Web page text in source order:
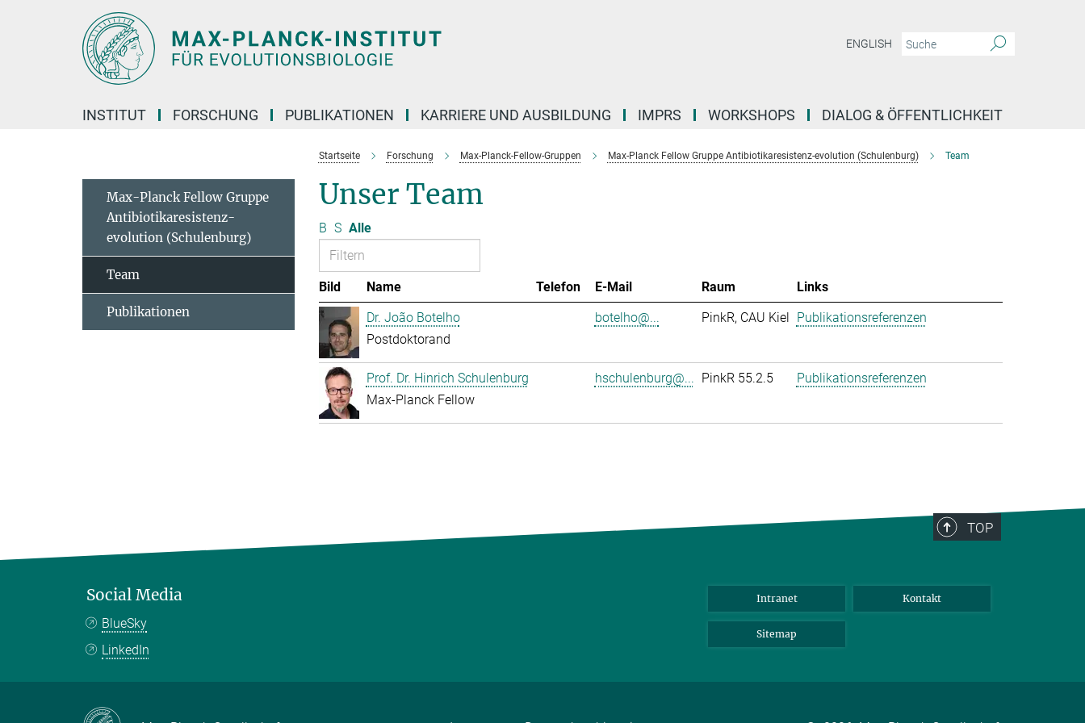
ENGLISH
INSTITUT FORSCHUNG PUBLIKATIONEN KARRIERE UND AUSBILDUNG IMPRS WORKSHOPS DIALOG & ÖFFENTLICHKEIT
Startseite Forschung Max-Planck-Fellow-Gruppen Max-Planck Fellow Gruppe Antibiotikaresistenz-evolution (Schulenburg) Team
Unser Team
B S Alle
Bild Name Telefon E-Mail Raum
Links
Dr. João Botelho
Postdoktorand
botelho@... PinkR, CAU Kiel Publikationsreferenzen
Prof. Dr. Hinrich Schulenburg
Max-Planck Fellow
hschulenburg@... PinkR 55.2.5 Publikationsreferenzen
Max-Planck Fellow Gruppe
Antibiotikaresistenz-
evolution (Schulenburg)
Team
Publikationen
TOP
Social Media
BlueSky
LinkedIn
Intranet Kontakt
Sitemap